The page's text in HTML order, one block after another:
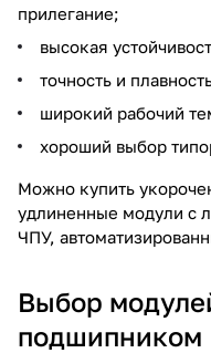
прилегание;
высокая
точность и
широкий рабочий
хороший выбор
Можно купить
удлиненные модули с
ЧПУ,
Выбор
подшипником